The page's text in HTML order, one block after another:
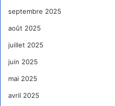
septembre 2025
août 2025
juillet 2025
juin 2025
mai 2025
avril 2025